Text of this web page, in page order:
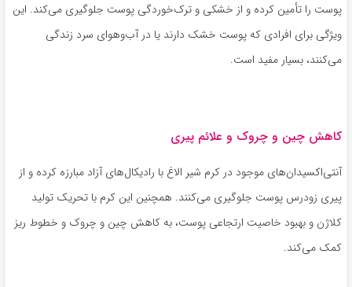
پوست را تأمین کرده و از خشکی و ترک‌خوردگی پوست جلوگیری می‌کند. این
ویژگی برای افرادی که پوست خشک دارند یا در آب‌وهوای سرد زندگی
می‌کنند، بسیار مفید است.
کاهش چین و چروک و علائم پیری
آنتی‌اکسیدان‌های موجود در کرم شیر الاغ با رادیکال‌های آزاد مبارزه کرده و از
پیری زودرس پوست جلوگیری می‌کنند. همچنین این کرم با تحریک تولید
کلاژن و بهبود خاصیت ارتجاعی پوست، به کاهش چین و چروک و خطوط ریز
کمک می‌کند.